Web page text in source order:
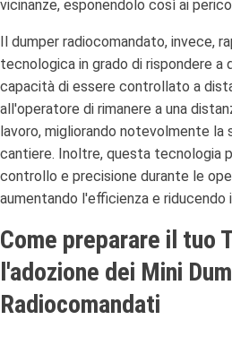
vicinanze, esponendolo così ai
Il dumper radiocomandato, invece,
tecnologica in grado di rispondere a
capacità di essere controllato a
all'operatore di rimanere a una
lavoro, migliorando notevolmente la
cantiere. Inoltre, questa tecnologia
controllo e precisione durante le
aumentando l'efficienza e riducendo
Come preparare il tuo
l'adozione dei Mini
Radiocomandati